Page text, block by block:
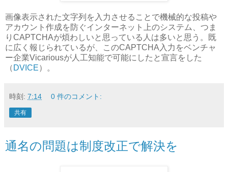
画像表示された文字列を入力させることで機械的な投稿や
アカウント作成を防ぐインターネット上のシステム、つま
りCAPTCHAが煩わしいと思っている人は多いと思う。既
に広く報じられているが、このCAPTCHA入力をベンチャ
ー企業Vicariousが人工知能で可能にしたと宣言をした
（ DVICE）。
時刻: 7:14 0 件のコメント:
共有
通名の問題は制度改正で解決を